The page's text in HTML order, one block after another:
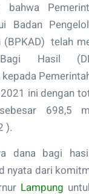
bahwa
Badan
(BPKAD) telah
Hasil
ini dengan
698,5
).
dana bagi
nyata dari
Lampung